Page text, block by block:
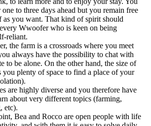
to three days ahead but you remain free
as you want. That kind of spirit should
Wwoofer who is keen on being
reliant.
the farm is a crossroads where you meet
always have the possibility to chat with
to be alone. On the other hand, the size of
you plenty of space to find a place of your
are highly diverse and you therefore have
about very different topics (farming,
etc).
Bea and Rocco are open people with life